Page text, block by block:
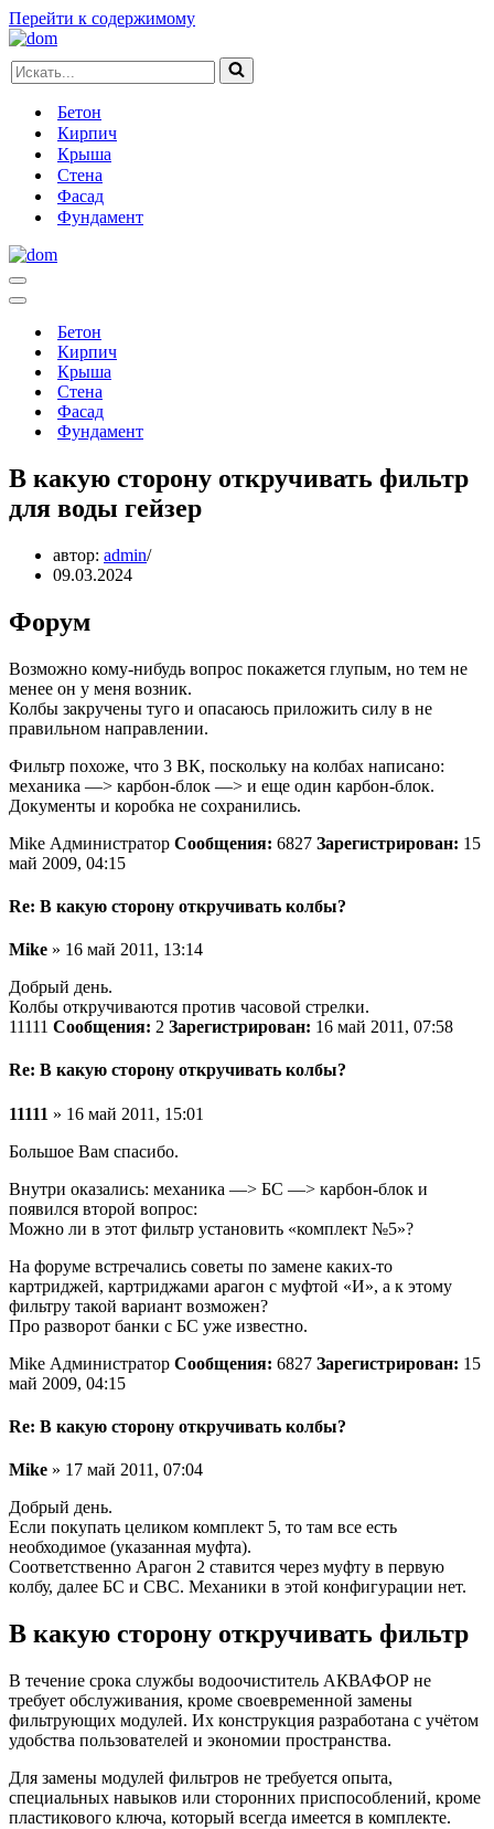
Перейти к содержимому
Искать...
Бетон
Кирпич
Крыша
Стена
Фасад
Фундамент
Меню
навигации
Меню
навигацииБетон
Кирпич
Крыша
Стена
Фасад
Фундамент
В какую сторону откручивать фильтр
для воды гейзер
автор: admin
09.03.2024
Форум
Возможно кому-нибудь вопрос покажется глупым, но тем не
менее он у меня возник.
Колбы закручены туго и опасаюсь приложить силу в не
правильном направлении.
Фильтр похоже, что 3 ВК, поскольку на колбах написано:
механика —> карбон-блок —> и еще один карбон-блок.
Документы и коробка не сохранились.
Mike Администратор Сообщения: 6827 Зарегистрирован: 15
май 2009, 04:15
Re: В какую сторону откручивать колбы?
Mike » 16 май 2011, 13:14
Добрый день.
Колбы откручиваются против часовой стрелки.
11111 Сообщения: 2 Зарегистрирован: 16 май 2011, 07:58
Re: В какую сторону откручивать колбы?
11111 » 16 май 2011, 15:01
Большое Вам спасибо.
Внутри оказались: механика —> БС —> карбон-блок и
появился второй вопрос:
Можно ли в этот фильтр установить «комплект №5»?
На форуме встречались советы по замене каких-то
картриджей, картриджами арагон с муфтой «И», а к этому
фильтру такой вариант возможен?
Про разворот банки с БС уже известно.
Mike Администратор Сообщения: 6827 Зарегистрирован: 15
май 2009, 04:15
Re: В какую сторону откручивать колбы?
Mike » 17 май 2011, 07:04
Добрый день.
Если покупать целиком комплект 5, то там все есть
необходимое (указанная муфта).
Соответственно Арагон 2 ставится через муфту в первую
колбу, далее БС и СВС. Механики в этой конфигурации нет.
В какую сторону откручивать фильтр
В течение срока службы водоочиститель АКВАФОР не
требует обслуживания, кроме своевременной замены
фильтрующих модулей. Их конструкция разработана с учётом
удобства пользователей и экономии пространства.
Для замены модулей фильтров не требуется опыта,
специальных навыков или сторонних приспособлений, кроме
пластикового ключа, который всегда имеется в комплекте.